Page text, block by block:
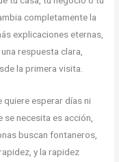
completamente la
explicaciones eternas,
respuesta clara,
la primera visita.
quiere esperar días ni
se necesita es acción,
buscan fontaneros,
y la rapidez